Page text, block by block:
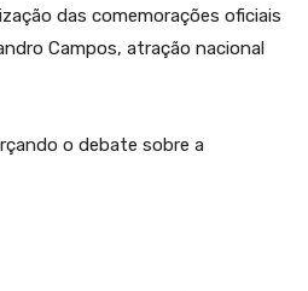
das comemorações oficiais
Campos, atração nacional
o debate sobre a